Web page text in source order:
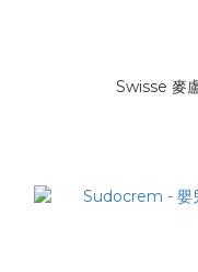
Swisse 麥